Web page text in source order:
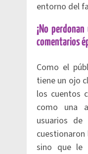
entorno del
¡No
comentarios
Como el
tiene un ojo
los cuentos
como una
usuarios
cuestionaron
sino que le